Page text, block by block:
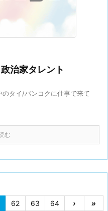
治家タレント
タイ/バンコクに仕事で来て
む
62 63 64 › »